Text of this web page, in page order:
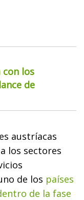
con los
de
austríacas
los sectores
de los países
de la fase